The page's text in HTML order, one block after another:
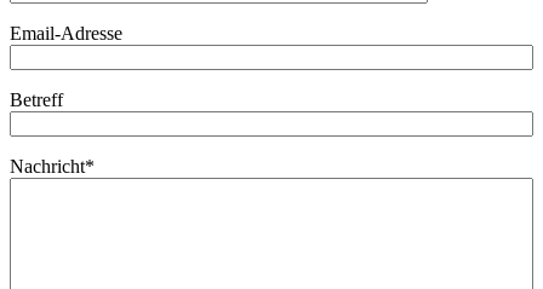
Email-Adresse
Betreff
Nachricht*